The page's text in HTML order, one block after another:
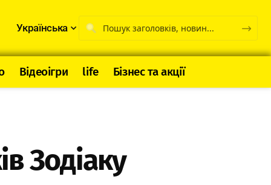
Українська
Відеоігри life Бізнес та акції
Зодіаку